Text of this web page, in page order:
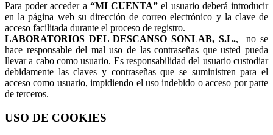
Para poder acceder a “MI CUENTA” el usuario deberá introducir
en la página web su dirección de correo electrónico y la clave de
acceso facilitada durante el proceso de registro.
LABORATORIOS DEL DESCANSO SONLAB, S.L., no se
hace responsable del mal uso de las contraseñas que usted pueda
llevar a cabo como usuario. Es responsabilidad del usuario custodiar
debidamente las claves y contraseñas que se suministren para el
acceso como usuario, impidiendo el uso indebido o acceso por parte
de terceros.
USO DE COOKIES